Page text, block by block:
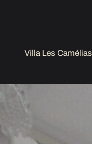
Villa Les Camélias